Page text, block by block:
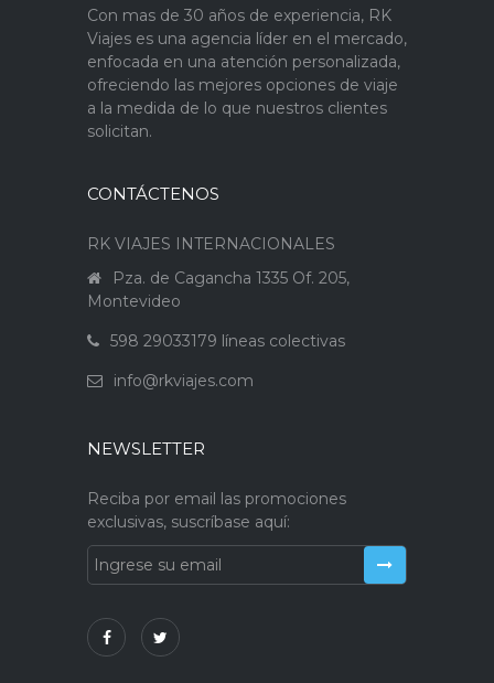
Con mas de 30 años de experiencia, RK
Viajes es una agencia líder en el mercado,
enfocada en una atención personalizada,
ofreciendo las mejores opciones de viaje
a la medida de lo que nuestros clientes
solicitan.
CONTÁCTENOS
RK VIAJES INTERNACIONALES
Pza. de Cagancha 1335 Of. 205,
Montevideo
598 29033179 líneas colectivas
info@rkviajes.com
NEWSLETTER
Reciba por email las promociones
exclusivas, suscríbase aquí: